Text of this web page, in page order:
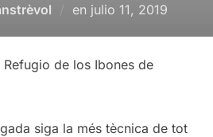
en Publicado
julio 11, 2019
Refugio de los Ibones de
siga la més tècnica de tot